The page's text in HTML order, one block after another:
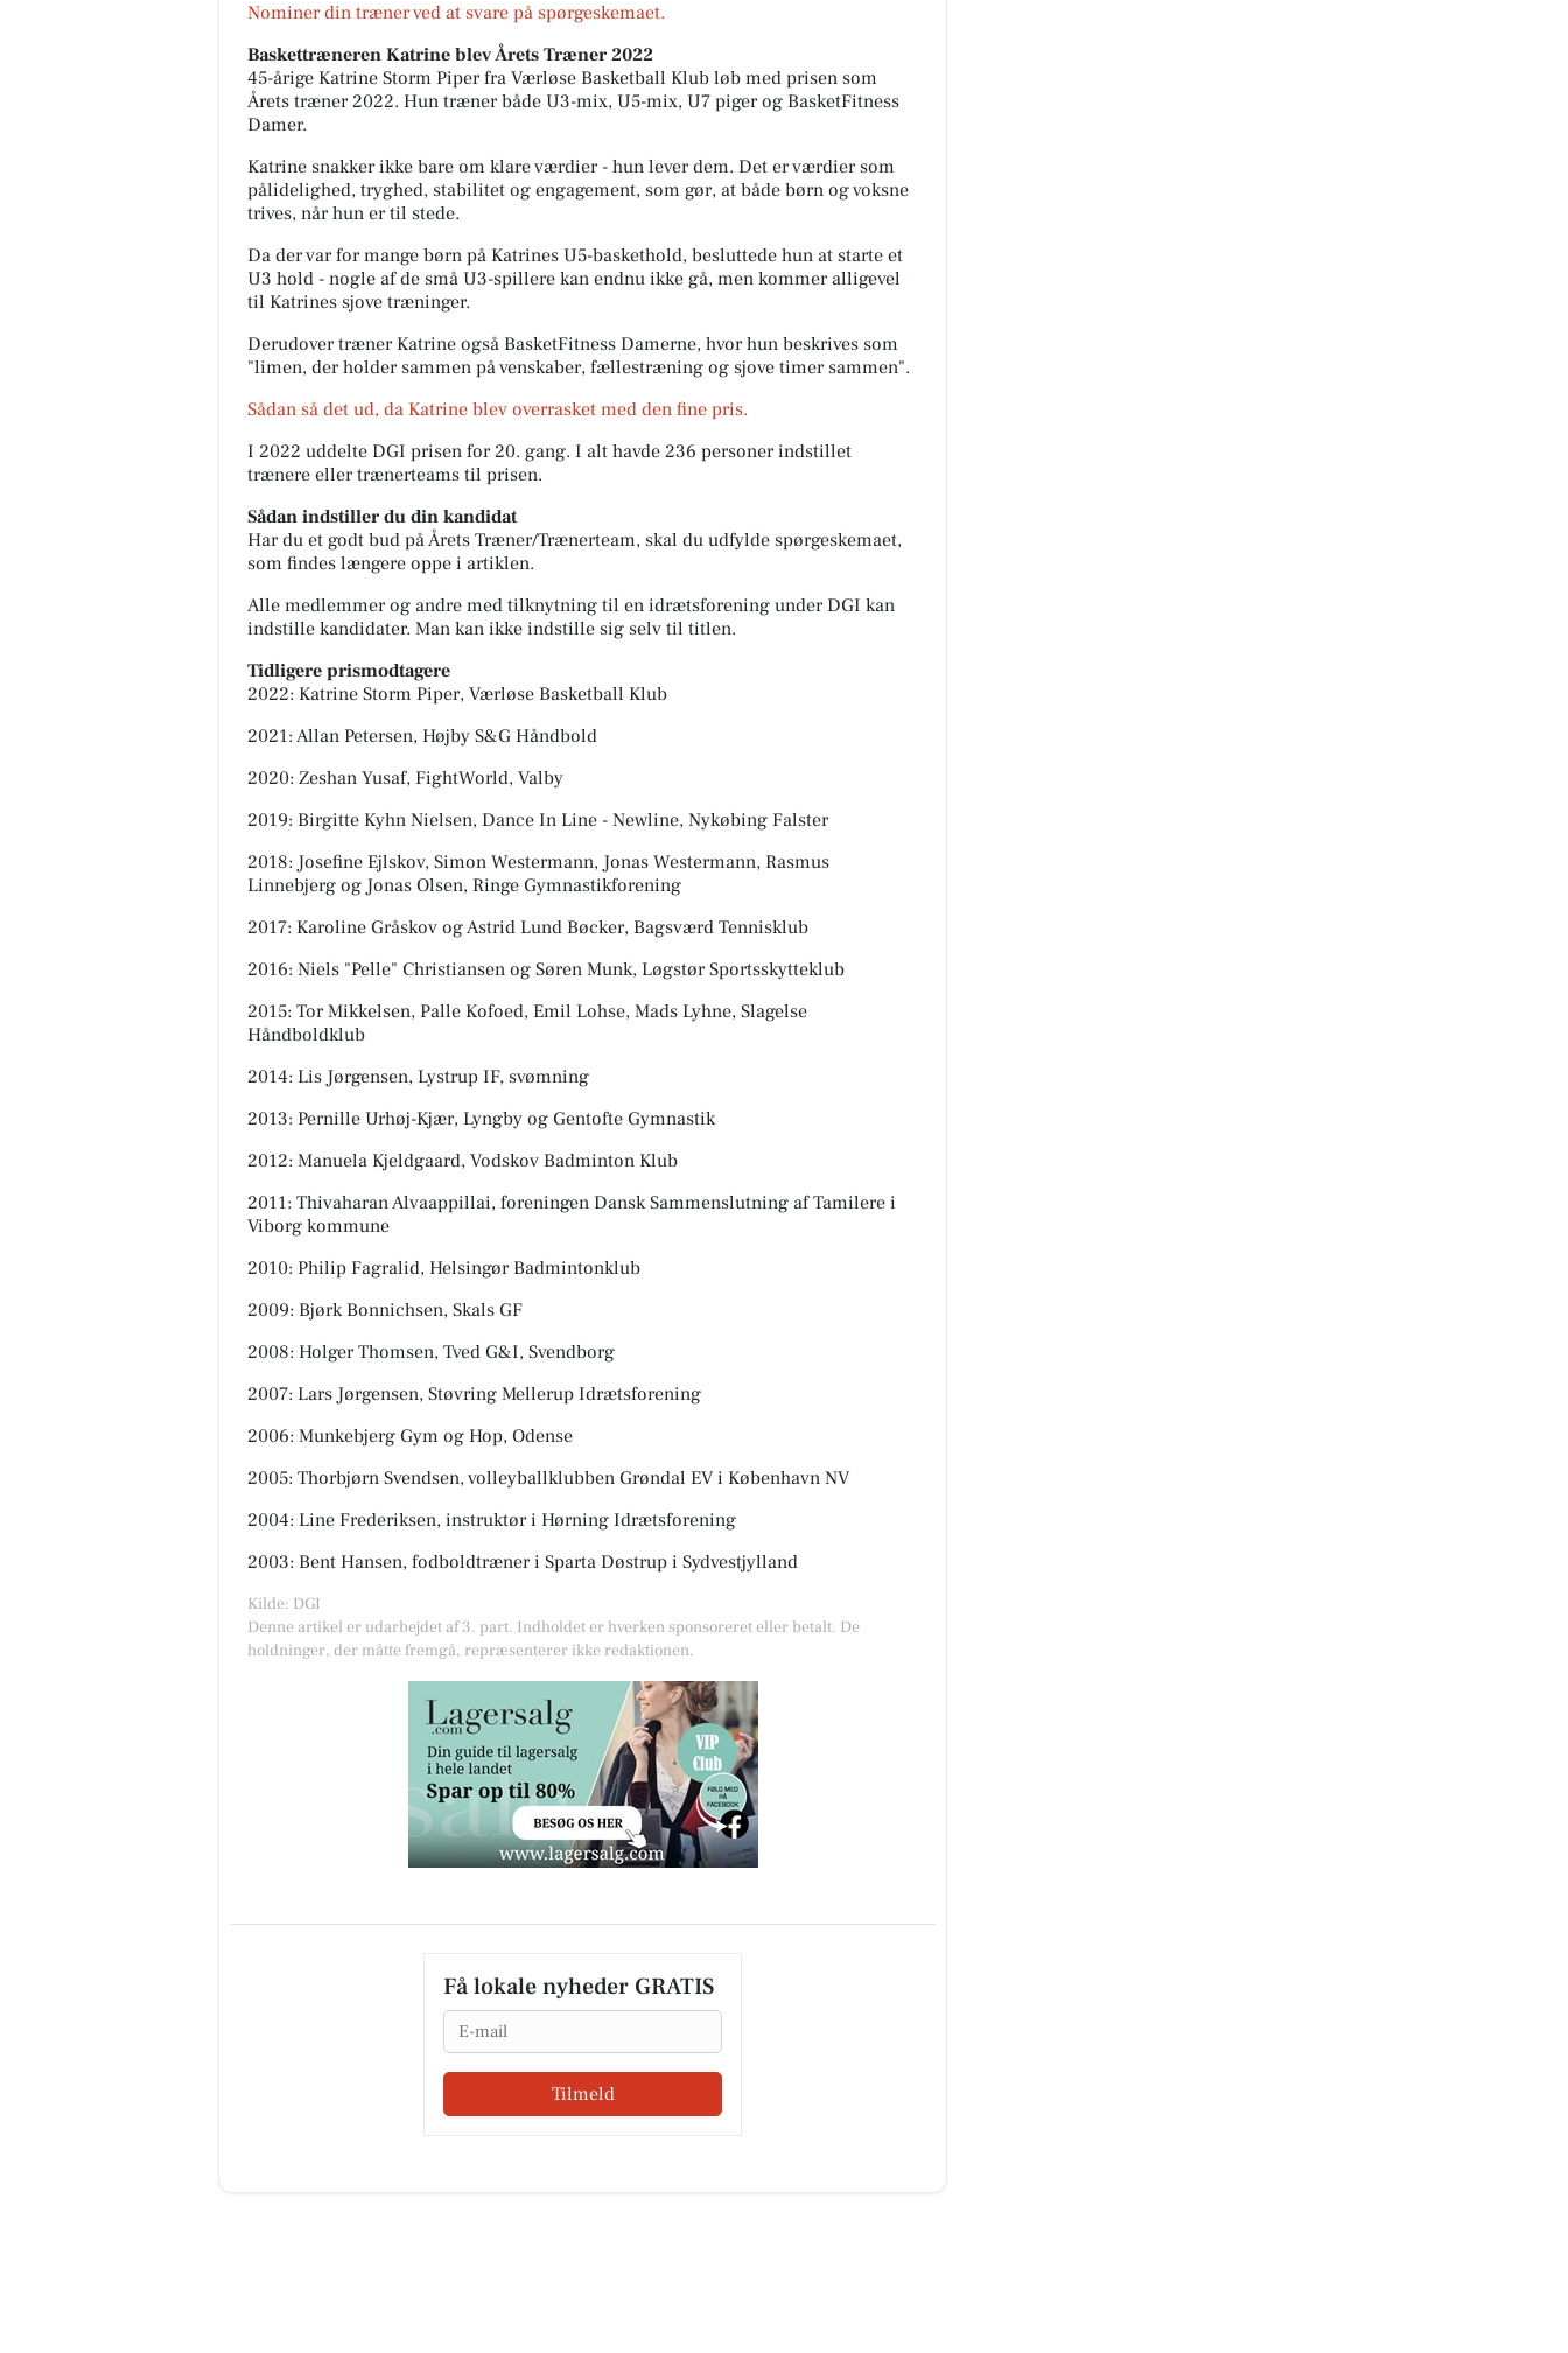
Nominer din træner ved at svare på spørgeskemaet.
Baskettræneren Katrine blev Årets Træner 2022
45-årige Katrine Storm Piper fra Værløse Basketball Klub løb med prisen som
Årets træner 2022. Hun træner både U3-mix, U5-mix, U7 piger og BasketFitness
Damer.
Katrine snakker ikke bare om klare værdier - hun lever dem. Det er værdier som
pålidelighed, tryghed, stabilitet og engagement, som gør, at både børn og voksne
trives, når hun er til stede.
Da der var for mange børn på Katrines U5-baskethold, besluttede hun at starte et
U3 hold - nogle af de små U3-spillere kan endnu ikke gå, men kommer alligevel
til Katrines sjove træninger.
Derudover træner Katrine også BasketFitness Damerne, hvor hun beskrives som
"limen, der holder sammen på venskaber, fællestræning og sjove timer sammen".
Sådan så det ud, da Katrine blev overrasket med den fine pris.
I 2022 uddelte DGI prisen for 20. gang. I alt havde 236 personer indstillet
trænere eller trænerteams til prisen.
Sådan indstiller du din kandidat
Har du et godt bud på Årets Træner/Trænerteam, skal du udfylde spørgeskemaet,
som findes længere oppe i artiklen.
Alle medlemmer og andre med tilknytning til en idrætsforening under DGI kan
indstille kandidater. Man kan ikke indstille sig selv til titlen.
Tidligere prismodtagere
2022: Katrine Storm Piper, Værløse Basketball Klub
2021: Allan Petersen, Højby S&G Håndbold
2020: Zeshan Yusaf, FightWorld, Valby
2019: Birgitte Kyhn Nielsen, Dance In Line - Newline, Nykøbing Falster
2018: Josefine Ejlskov, Simon Westermann, Jonas Westermann, Rasmus
Linnebjerg og Jonas Olsen, Ringe Gymnastikforening
2017: Karoline Gråskov og Astrid Lund Bøcker, Bagsværd Tennisklub
2016: Niels "Pelle" Christiansen og Søren Munk, Løgstør Sportsskytteklub
2015: Tor Mikkelsen, Palle Kofoed, Emil Lohse, Mads Lyhne, Slagelse
Håndboldklub
2014: Lis Jørgensen, Lystrup IF, svømning
2013: Pernille Urhøj-Kjær, Lyngby og Gentofte Gymnastik
2012: Manuela Kjeldgaard, Vodskov Badminton Klub
2011: Thivaharan Alvaappillai, foreningen Dansk Sammenslutning af Tamilere i
Viborg kommune
2010: Philip Fagralid, Helsingør Badmintonklub
2009: Bjørk Bonnichsen, Skals GF
2008: Holger Thomsen, Tved G&I, Svendborg
2007: Lars Jørgensen, Støvring Mellerup Idrætsforening
2006: Munkebjerg Gym og Hop, Odense
2005: Thorbjørn Svendsen, volleyballklubben Grøndal EV i København NV
2004: Line Frederiksen, instruktør i Hørning Idrætsforening
2003: Bent Hansen, fodboldtræner i Sparta Døstrup i Sydvestjylland
Kilde: DGI
Denne artikel er udarbejdet af 3. part. Indholdet er hverken sponsoreret eller betalt. De
holdninger, der måtte fremgå, repræsenterer ikke redaktionen.
Få lokale nyheder GRATIS
Email
Tilmeld